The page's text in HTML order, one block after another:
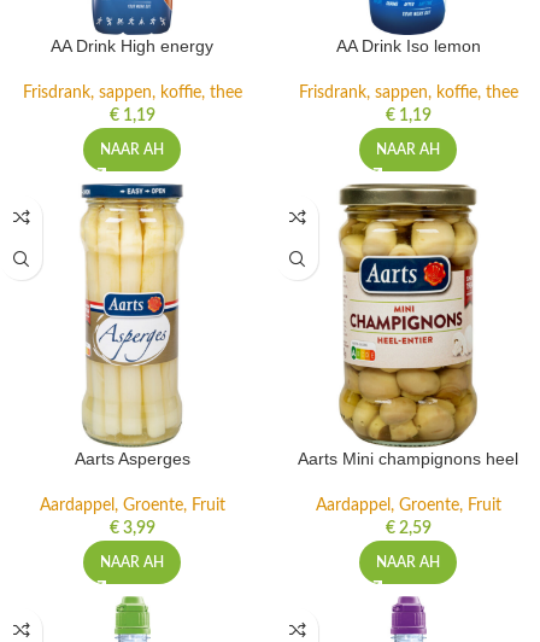
AA Drink High energy
Frisdrank, sappen, koffie, thee
€1,19
NAAR AH
AA Drink Iso lemon
Frisdrank, sappen, koffie, thee
€1,19
NAAR AH
Aarts Asperges
Aardappel, Groente, Fruit
€3,99
NAAR AH
Aarts Mini champignons heel
Aardappel, Groente, Fruit
€2,59
NAAR AH